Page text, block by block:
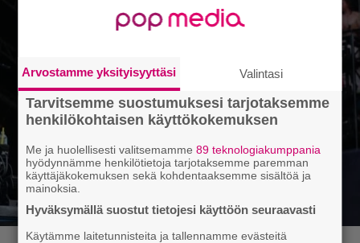
Arvostamme yksityisyyttäsi Valintasi
Tarvitsemme suostumuksesi tarjotaksemme
henkilökohtaisen käyttökokemuksen
Me ja huolellisesti valitsemamme89 teknologiakumppania
hyödynnämme henkilötietoja tarjotaksemme paremman
käyttäjäkokemuksen sekä kohdentaaksemme sisältöä ja
mainoksia.
Hyväksymällä suostut tietojesi käyttöön seuraavasti
Käytämme laitetunnisteita ja tallennamme evästeitä